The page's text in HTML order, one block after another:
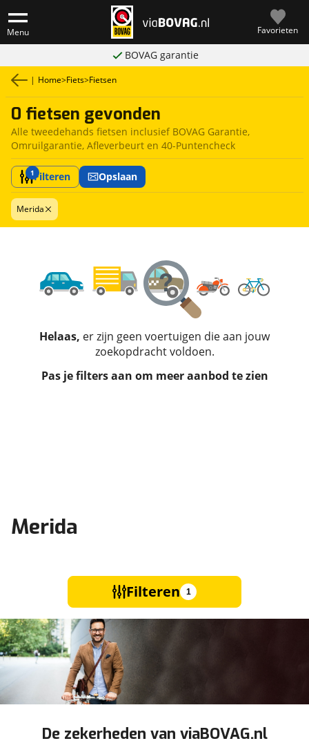
Menu Favorieten
BOVAG garantie
| Home>Fiets>Fietsen
0 fietsen gevonden
Alle tweedehands fietsen inclusief BOVAG Garantie,
Omruilgarantie, Afleverbeurt en 40-Puntencheck
1Filteren Opslaan
Merida
Helaas, er zijn geen voertuigen die aan jouw
zoekopdracht voldoen.
Pas je filters aan om meer aanbod te zien
Merida
Filteren 1
De zekerheden van viaBOVAG.nl